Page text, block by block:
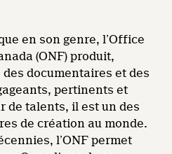
en son genre, l’Office
(ONF) produit,
documentaires et des
pertinents et
de talents, il est un des
de création au monde.
l’ONF permet